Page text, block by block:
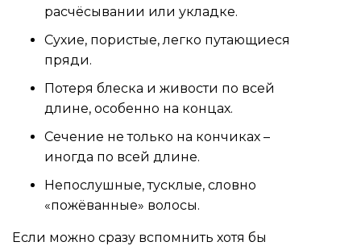
расчёсывании или укладке.
Сухие, пористые, легко путающиеся
пряди.
Потеря блеска и живости по всей
длине, особенно на концах.
Сечение не только на кончиках –
иногда по всей длине.
Непослушные, тусклые, словно
«пожёванные» волосы.
Если можно сразу вспомнить хотя бы